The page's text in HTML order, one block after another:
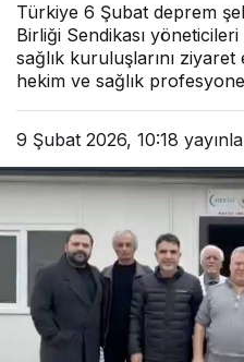
Türkiye 6 Şubat deprem
Birliği Sendikası
sağlık kuruluşlarını
hekim ve sağlık
9 Şubat 2026, 10:18